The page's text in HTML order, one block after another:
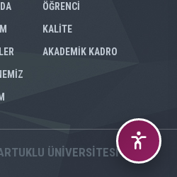
ÖĞRENCİ
KALİTE
AKADEMİK KADRO
ÜNİVERSİTESİ